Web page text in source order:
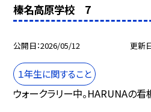
榛名高原学校 7
公開日 2026/05/12 更新
１年生に関すること
ウォークラリー中。HARUNAの看